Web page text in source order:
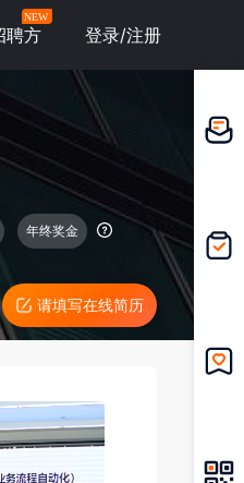
聘方
NEW
登录/注册
年终奖金
请填写在线简历